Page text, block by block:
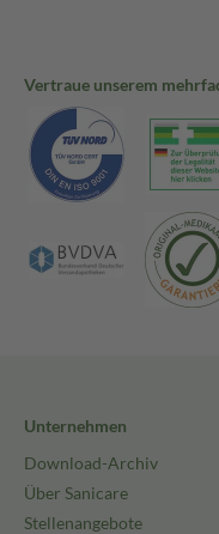
Vertraue unserem
Unternehmen
Download-Archiv
Über Sanicare
Stellenangebote